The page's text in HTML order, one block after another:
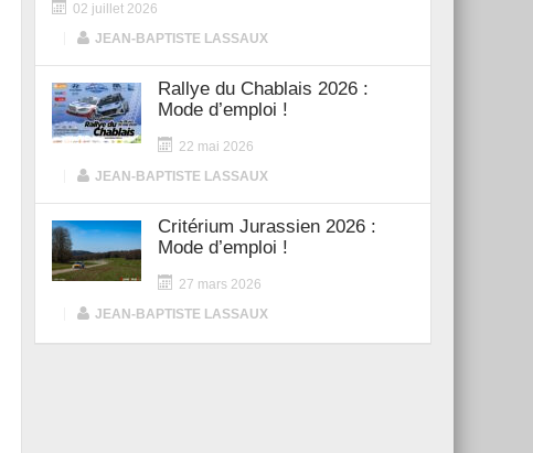
02 juillet 2026
JEAN-BAPTISTE LASSAUX
Rallye du Chablais 2026 :
Mode d’emploi !
22 mai 2026
JEAN-BAPTISTE LASSAUX
Critérium Jurassien 2026 :
Mode d’emploi !
27 mars 2026
JEAN-BAPTISTE LASSAUX